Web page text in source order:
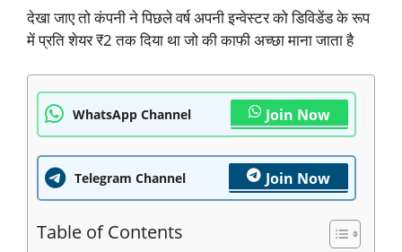
देखा जाए तो कंपनी ने पिछले वर्ष अपनी इन्वेस्टर को डिविडेंड के रूप
में प्रति शेयर ₹2 तक दिया था जो की काफी अच्छा माना जाता है
WhatsApp Channel Join Now
Telegram Channel Join Now
Table of Contents